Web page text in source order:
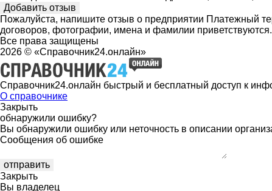
Пожалуйста, напишите отзыв о предприятии Платежный
договоров, фотографии, имена и фамилии
Все права защищены
2026 © «Справочник24.онлайн»
Справочник24.онлайн быстрый и бесплатный доступ к
О справочнике
Закрыть
обнаружили ошибку?
Вы обнаружили ошибку или неточность в описании
Сообщения об ошибке
Закрыть
Вы владелец